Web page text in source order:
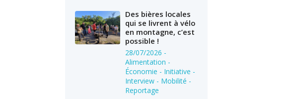
Des bières locales
qui se livrent à vélo
en montagne, c’est
possible !
28/07/2026 -
Alimentation -
Économie - Initiative -
Interview - Mobilité -
Reportage